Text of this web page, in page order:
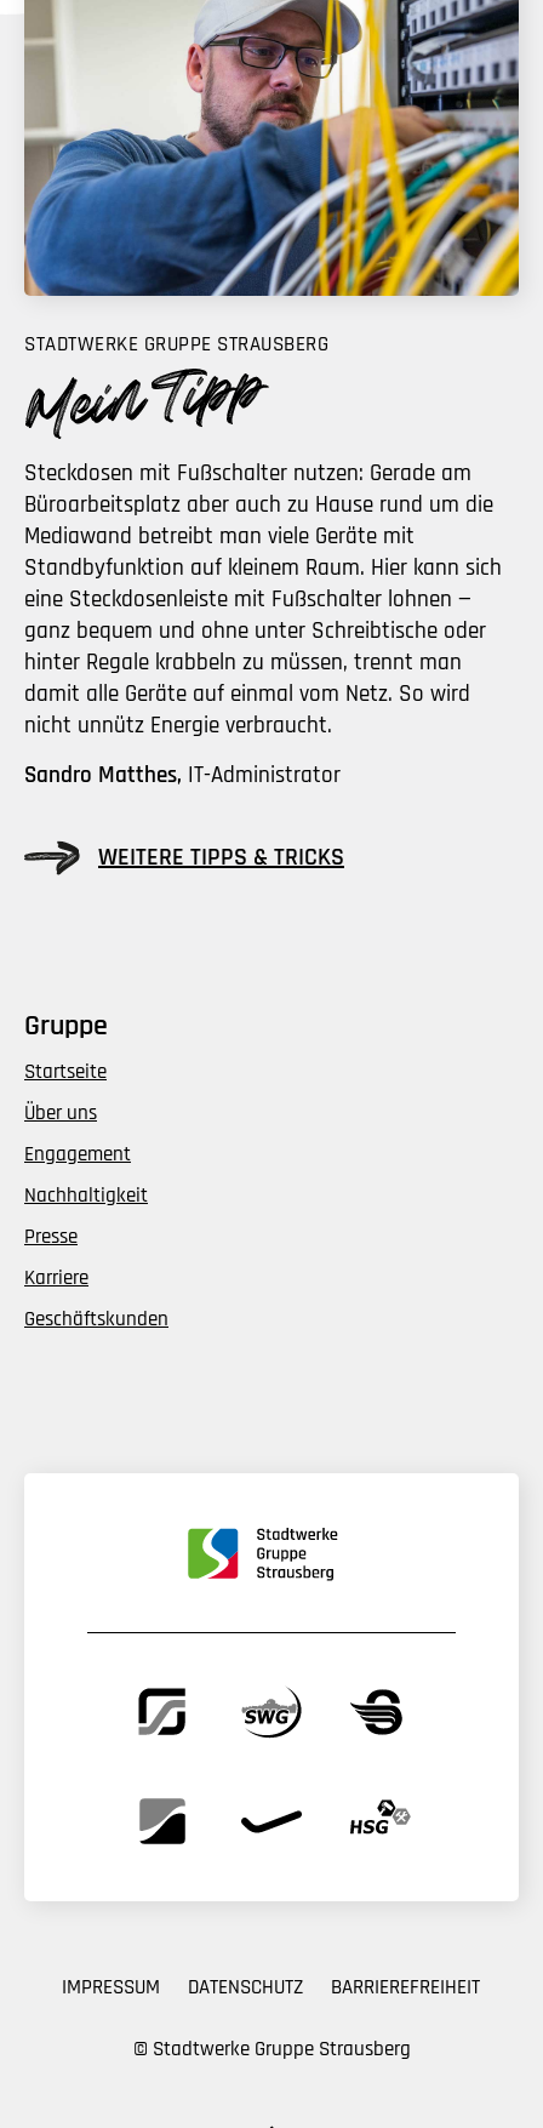
STADTWERKE GRUPPE STRAUSBERG
Steckdosen mit Fußschalter nutzen: Gerade am
Büroarbeitsplatz aber auch zu Hause rund um die
Mediawand betreibt man viele Geräte mit
Standbyfunktion auf kleinem Raum. Hier kann sich
eine Steckdosenleiste mit Fußschalter lohnen —
ganz bequem und ohne unter Schreibtische oder
hinter Regale krabbeln zu müssen, trennt man
damit alle Geräte auf einmal vom Netz. So wird
nicht unnütz Energie verbraucht.
Sandro Matthes, IT-Administrator
WEITERE TIPPS & TRICKS
Gruppe
Startseite
Über uns
Engagement
Nachhaltigkeit
Presse
Karriere
Geschäftskunden
© Stadtwerke Gruppe Strausberg
IMPRESSUM DATENSCHUTZ BARRIEREFREIHEIT